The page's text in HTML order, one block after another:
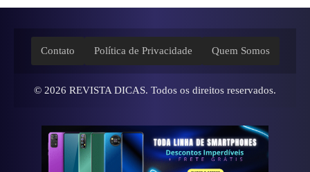
Contato Política de Privacidade Quem Somos
© 2026 REVISTA DICAS. Todos os direitos reservados.